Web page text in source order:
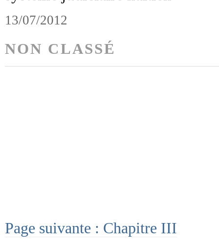
13/07/2012
NON CLASSÉ
Page suivante : Chapitre III